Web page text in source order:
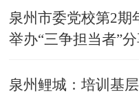
泉州市委党校第2期
举办“三争担当者”
泉州鲤城：培训基